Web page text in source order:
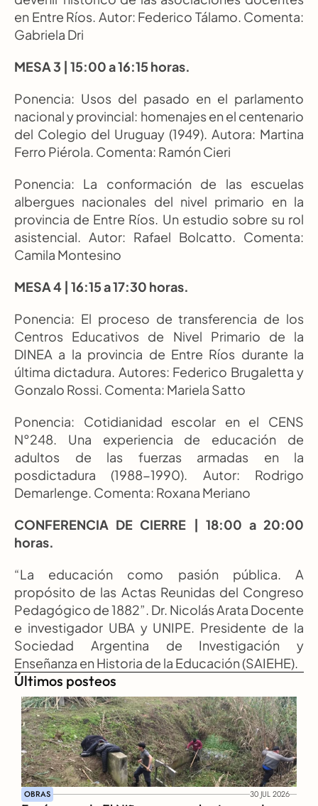
en Entre Ríos. Autor: Federico Tálamo. Comenta:
Gabriela Dri
MESA 3 | 15:00 a 16:15 horas.
Ponencia: Usos del pasado en el parlamento
nacional y provincial: homenajes en el centenario
del Colegio del Uruguay (1949). Autora: Martina
Ferro Piérola. Comenta: Ramón Cieri
Ponencia: La conformación de las escuelas
albergues nacionales del nivel primario en la
provincia de Entre Ríos. Un estudio sobre su rol
asistencial. Autor: Rafael Bolcatto. Comenta:
Camila Montesino
MESA 4 | 16:15 a 17:30 horas.
Ponencia: El proceso de transferencia de los
Centros Educativos de Nivel Primario de la
DINEA a la provincia de Entre Ríos durante la
última dictadura. Autores: Federico Brugaletta y
Gonzalo Rossi. Comenta: Mariela Satto
Ponencia: Cotidianidad escolar en el CENS
N°248. Una experiencia de educación de
adultos de las fuerzas armadas en la
posdictadura (1988-1990). Autor: Rodrigo
Demarlenge. Comenta: Roxana Meriano
CONFERENCIA DE CIERRE | 18:00 a 20:00
horas.
“La educación como pasión pública. A
propósito de las Actas Reunidas del Congreso
Pedagógico de 1882”. Dr. Nicolás Arata Docente
e investigador UBA y UNIPE. Presidente de la
Sociedad Argentina de Investigación y
Enseñanza en Historia de la Educación (SAIEHE).
Últimos posteos
OBRAS 30 JUL 2026